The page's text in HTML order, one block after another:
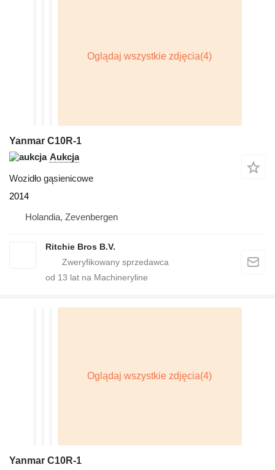
Yanmar C10R-1
Aukcja
Wozidło gąsienicowe
2014
Holandia, Zevenbergen
Ritchie Bros B.V.
od 13 lat na Machineryline
Yanmar C10R-1